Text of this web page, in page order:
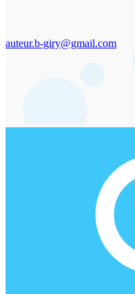
auteur.b-giry@gmail.com